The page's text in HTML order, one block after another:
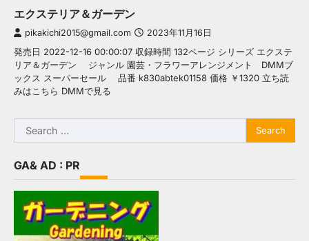
エクステリア＆ガーデン
pikakichi2015@gmail.com 2023年11月16日
発売日 2022-12-16 00:00:07 収録時間 132ページ シリーズ エクステ
リア＆ガーデン ジャンル 園芸・フラワーアレンジメント DMMブ
ックス スーパーセール 品番 k830abtek01158 価格 ￥1320 立ち読
みはこちら DMMで見る
Search
for:
GA& AD : PR